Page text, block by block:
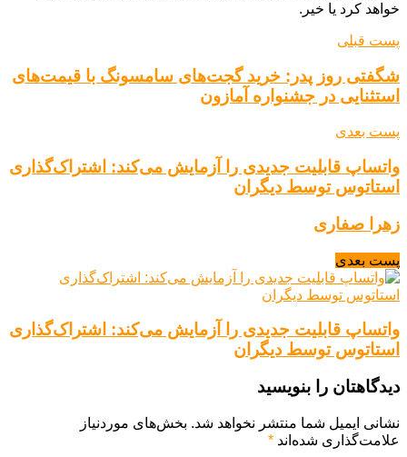
خواهد کرد یا خیر.
پست قبلی
شگفتی روز پدر: خرید گجت‌های سامسونگ با قیمت‌های
استثنایی در جشنواره آمازون
پست بعدی
واتساپ قابلیت جدیدی را آزمایش می‌کند: اشتراک‌گذاری
استاتوس توسط دیگران
زهرا صفاری
پست بعدی
واتساپ قابلیت جدیدی را آزمایش می‌کند: اشتراک‌گذاری
استاتوس توسط دیگران
دیدگاهتان را بنویسید
نشانی ایمیل شما منتشر نخواهد شد. بخش‌های موردنیاز
علامت‌گذاری شده‌اند *